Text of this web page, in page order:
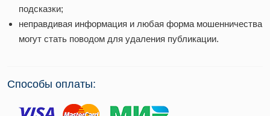
подсказки;
неправдивая информация и любая форма мошенничества
могут стать поводом для удаления публикации.
Способы оплаты: